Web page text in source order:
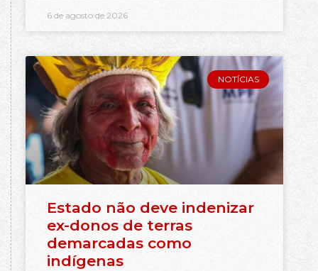
6 de agosto de 2026
NOTÍCIAS
Estado não deve indenizar
ex-donos de terras
demarcadas como
indígenas